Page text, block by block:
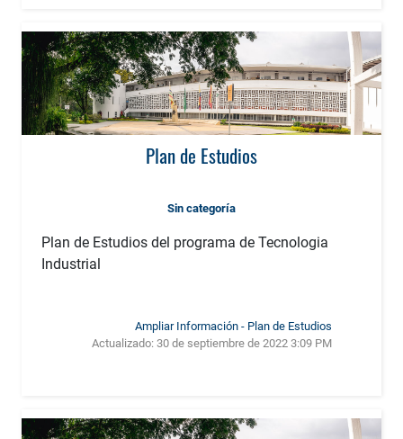
Plan de Estudios
Sin categoría
Plan de Estudios del programa de Tecnologia
Industrial
Ampliar Información - Plan de Estudios
Actualizado:30 de septiembre de 2022 3:09 PM